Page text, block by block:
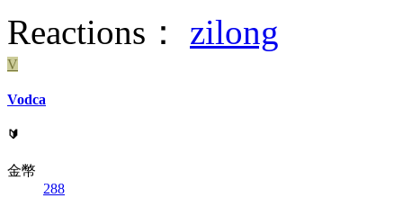
Reactions： zilong
V
Vodca
🔰
金幣
288